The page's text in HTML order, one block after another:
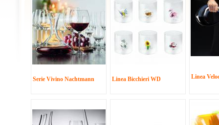
Serie Vivino Nachtmann Linea Bicchieri WD Linea